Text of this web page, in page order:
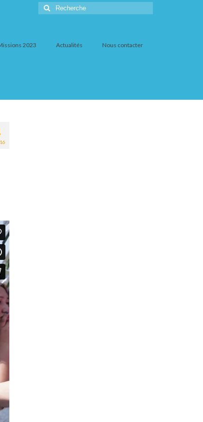
Rechercher
:
2023 Actualités Nous contacter